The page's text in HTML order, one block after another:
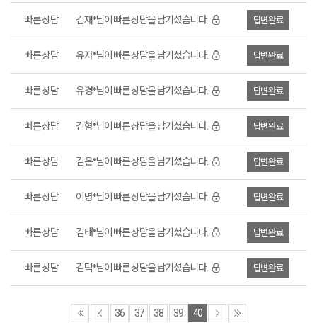
빠른 상담 김재*님이 빠른 상담을 남기셨습니다. 답변완료
빠른 상담 유자*님이 빠른 상담을 남기셨습니다. 답변완료
빠른 상담 유경*님이 빠른 상담을 남기셨습니다. 답변완료
빠른 상담 김형*님이 빠른 상담을 남기셨습니다. 답변완료
빠른 상담 김은*님이 빠른 상담을 남기셨습니다. 답변완료
빠른 상담 이명*님이 빠른 상담을 남기셨습니다. 답변완료
빠른 상담 김태*님이 빠른 상담을 남기셨습니다. 답변완료
빠른 상담 김덕*님이 빠른 상담을 남기셨습니다. 답변완료
36 37 38 39 40